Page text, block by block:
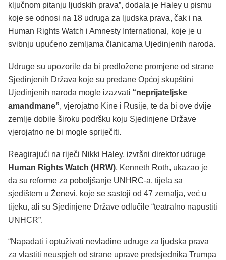
ključnom pitanju ljudskih prava”, dodala je Haley u pismu
koje se odnosi na 18 udruga za ljudska prava, čak i na
Human Rights Watch i Amnesty International, koje je u
svibnju upućeno zemljama članicama Ujedinjenih naroda.
Udruge su upozorile da bi predložene promjene od strane
Sjedinjenih Država koje su predane Općoj skupštini
Ujedinjenih naroda mogle izazvati “neprijateljske
amandmane”, vjerojatno Kine i Rusije, te da bi ove dvije
zemlje dobile široku podršku koju Sjedinjene Države
vjerojatno ne bi mogle spriječiti.
Reagirajući na riječi Nikki Haley, izvršni direktor udruge
Human Rights Watch (HRW), Kenneth Roth, ukazao je
da su reforme za poboljšanje UNHRC-a, tijela sa
sjedištem u Ženevi, koje se sastoji od 47 zemalja, već u
tijeku, ali su Sjedinjene Države odlučile “teatralno napustiti
UNHCR”.
“Napadati i optuživati nevladine udruge za ljudska prava
za vlastiti neuspjeh od strane uprave predsjednika Trumpa